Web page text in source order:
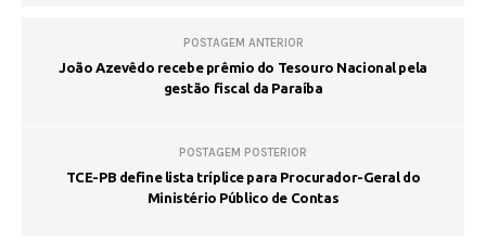
POSTAGEM ANTERIOR
João Azevêdo recebe prêmio do Tesouro Nacional pela
gestão fiscal da Paraíba
POSTAGEM POSTERIOR
TCE-PB define lista tríplice para Procurador-Geral do
Ministério Público de Contas